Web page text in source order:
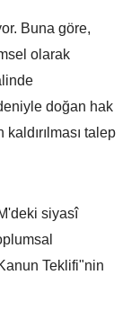
Buna göre,
olarak
doğan hak
talep
siyasî
Teklifi"nin